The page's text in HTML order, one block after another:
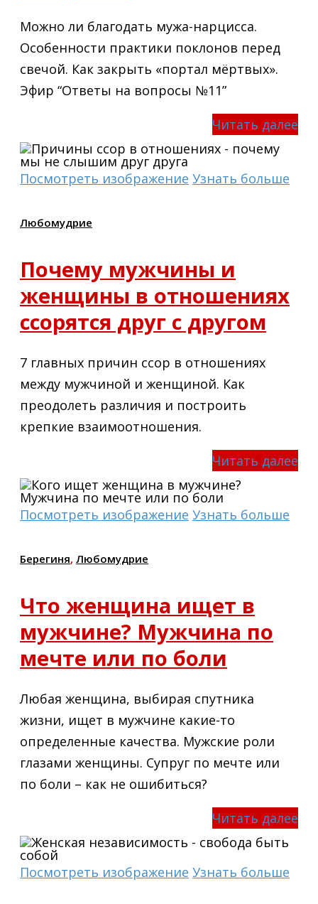
Можно ли благодать мужа-нарцисса.
Особенности практики поклонов перед
свечой. Как закрыть «портал мёртвых».
Эфир “Ответы на вопросы №11”
Читать далее
Посмотреть изображение Узнать больше
Любомудрие
Почему мужчины и
женщины в отношениях
ссорятся друг с другом
7 главных причин ссор в отношениях
между мужчиной и женщиной. Как
преодолеть различия и построить
крепкие взаимоотношения.
Читать далее
Посмотреть изображение Узнать больше
Берегиня, Любомудрие
Что женщина ищет в
мужчине? Мужчина по
мечте или по боли
Любая женщина, выбирая спутника
жизни, ищет в мужчине какие-то
определенные качества. Мужские роли
глазами женщины. Супруг по мечте или
по боли – как не ошибиться?
Читать далее
Посмотреть изображение Узнать больше